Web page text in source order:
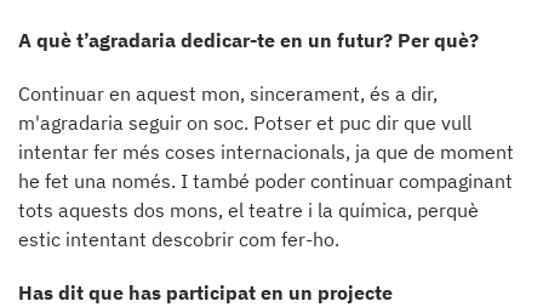
A què t’agradaria dedicar-te en un futur? Per què?
Continuar en aquest mon, sincerament, és a dir,
m'agradaria seguir on soc. Potser et puc dir que vull
intentar fer més coses internacionals, ja que de moment
he fet una només. I també poder continuar compaginant
tots aquests dos mons, el teatre i la química, perquè
estic intentant descobrir com fer-ho.
Has dit que has participat en un projecte